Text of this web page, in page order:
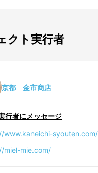
クト実行者
京都 金市商店
行者にメッセージ
www.kaneichi-syouten.com/
miel-mie.com/